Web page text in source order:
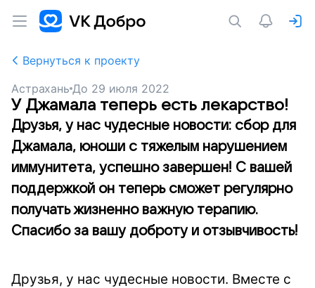
Вернуться к проекту
Астрахань До 29 июля 2022
У Джамала теперь есть лекарство!
Друзья, у нас чудесные новости: сбор для
Джамала, юноши с тяжелым нарушением
иммунитета, успешно завершен! С вашей
поддержкой он теперь сможет регулярно
получать жизненно важную терапию.
Спасибо за вашу доброту и отзывчивость!
Друзья, у нас чудесные новости. Вместе с